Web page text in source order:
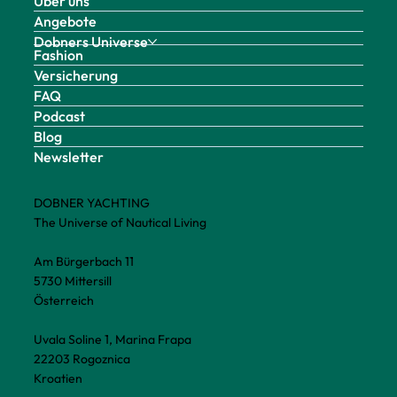
DOBNER YACHTING
The Universe of Nautical Living
Am Bürgerbach 11
5730 Mittersill
Österreich
Uvala Soline 1, Marina Frapa
22203 Rogoznica
Kroatien
Angebote
Dobners Universe
Fashion
Versicherung
FAQ
Podcast
Blog
Newsletter